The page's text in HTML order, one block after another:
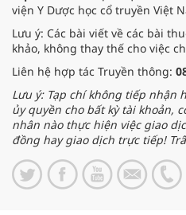
viện Y Dược học cổ truyền Việt
Lưu ý: Các bài viết về các bài
khảo, không thay thế cho việc
Liên hệ hợp tác Truyền thông:
Lưu ý: Tạp chí không tiếp nhận
ủy quyền cho bất kỳ tài khoản,
nhân nào thực hiện việc giao
đồng hay giao dịch trực tiếp!